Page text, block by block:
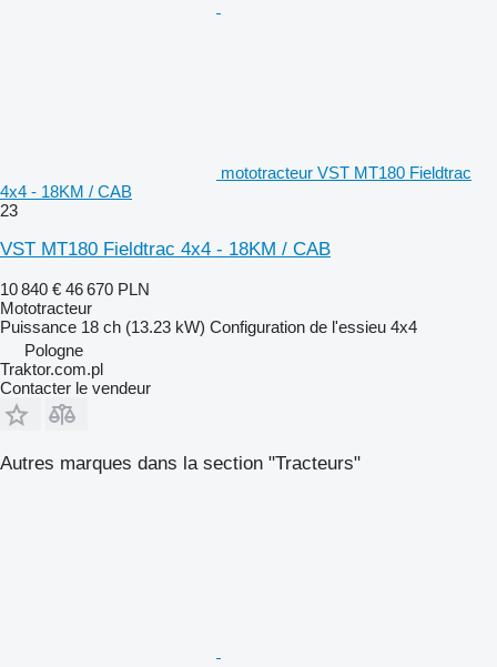
mototracteur VST MT180 Fieldtrac
4x4 - 18KM / CAB
23
VST MT180 Fieldtrac 4x4 - 18KM / CAB
10 840 € 46 670 PLN
Mototracteur
Puissance 18 ch (13.23 kW) Configuration de l'essieu 4x4
Pologne
Traktor.com.pl
Contacter le vendeur
Autres marques dans la section "Tracteurs"